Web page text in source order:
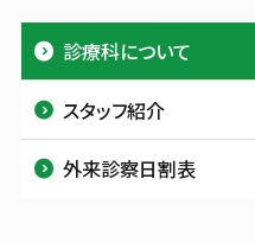
診療科について
スタッフ紹介
外来診察日割表